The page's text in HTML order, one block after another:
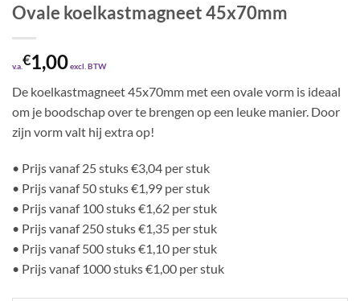
Ovale koelkastmagneet 45x70mm
v.a.€1,00excl. BTW
De koelkastmagneet 45x70mm met een ovale vorm is ideaal
om je boodschap over te brengen op een leuke manier. Door
zijn vorm valt hij extra op!
• Prijs vanaf 25 stuks €3,04 per stuk
• Prijs vanaf 50 stuks €1,99 per stuk
• Prijs vanaf 100 stuks €1,62 per stuk
• Prijs vanaf 250 stuks €1,35 per stuk
• Prijs vanaf 500 stuks €1,10 per stuk
• Prijs vanaf 1000 stuks €1,00 per stuk